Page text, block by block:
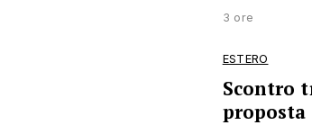
3 ore
ESTERO
Scontro
proposta